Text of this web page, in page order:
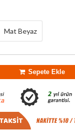
Mat Beyaz
Sepete Ekle